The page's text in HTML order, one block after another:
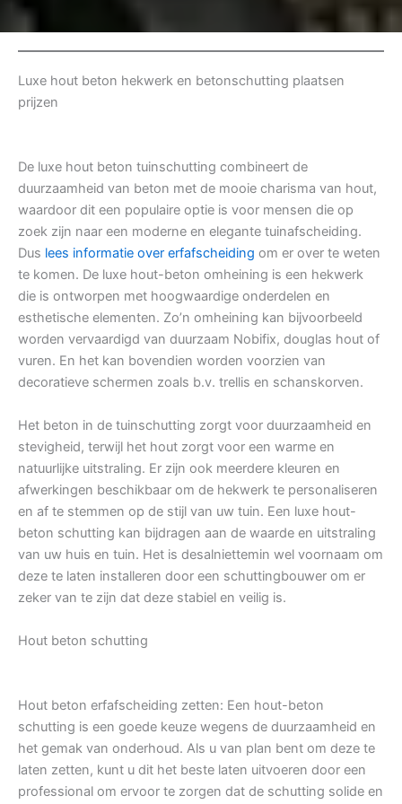
Luxe hout beton hekwerk en betonschutting plaatsen
prijzen
De luxe hout beton tuinschutting combineert de
duurzaamheid van beton met de mooie charisma van hout,
waardoor dit een populaire optie is voor mensen die op
zoek zijn naar een moderne en elegante tuinafscheiding.
Dus lees informatie over erfafscheiding om er over te weten
te komen. De luxe hout-beton omheining is een hekwerk
die is ontworpen met hoogwaardige onderdelen en
esthetische elementen. Zo’n omheining kan bijvoorbeeld
worden vervaardigd van duurzaam Nobifix, douglas hout of
vuren. En het kan bovendien worden voorzien van
decoratieve schermen zoals b.v. trellis en schanskorven.
Het beton in de tuinschutting zorgt voor duurzaamheid en
stevigheid, terwijl het hout zorgt voor een warme en
natuurlijke uitstraling. Er zijn ook meerdere kleuren en
afwerkingen beschikbaar om de hekwerk te personaliseren
en af te stemmen op de stijl van uw tuin. Een luxe hout-
beton schutting kan bijdragen aan de waarde en uitstraling
van uw huis en tuin. Het is desalniettemin wel voornaam om
deze te laten installeren door een schuttingbouwer om er
zeker van te zijn dat deze stabiel en veilig is.
Hout beton schutting
Hout beton erfafscheiding zetten: Een hout-beton
schutting is een goede keuze wegens de duurzaamheid en
het gemak van onderhoud. Als u van plan bent om deze te
laten zetten, kunt u dit het beste laten uitvoeren door een
professional om ervoor te zorgen dat de schutting solide en